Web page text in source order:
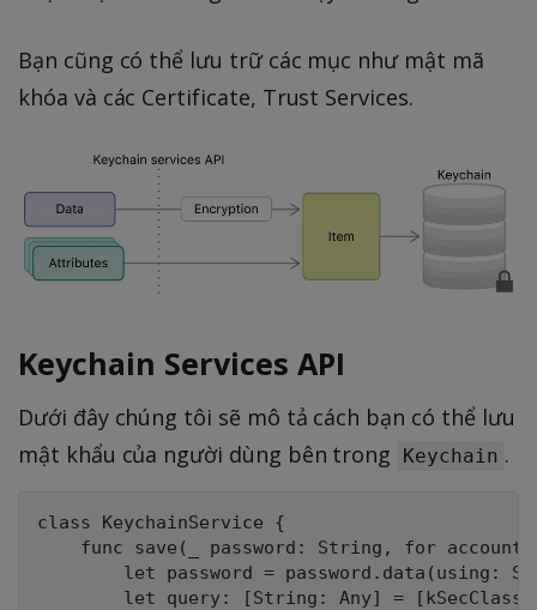
Bạn cũng có thể lưu trữ các mục như mật mã
khóa và các Certificate, Trust Services.
Keychain Services API
Dưới đây chúng tôi sẽ mô tả cách bạn có thể lưu
mật khẩu của người dùng bên trong
Keychain .
class KeychainService {
func save(_ password: String, for
let password = password.data(using:
let query: [String: Any] = [kSecClass